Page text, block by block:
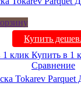
Купить
Купить в 1
Сравнение